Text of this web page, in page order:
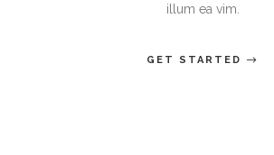
illum ea vim.
GET STARTED